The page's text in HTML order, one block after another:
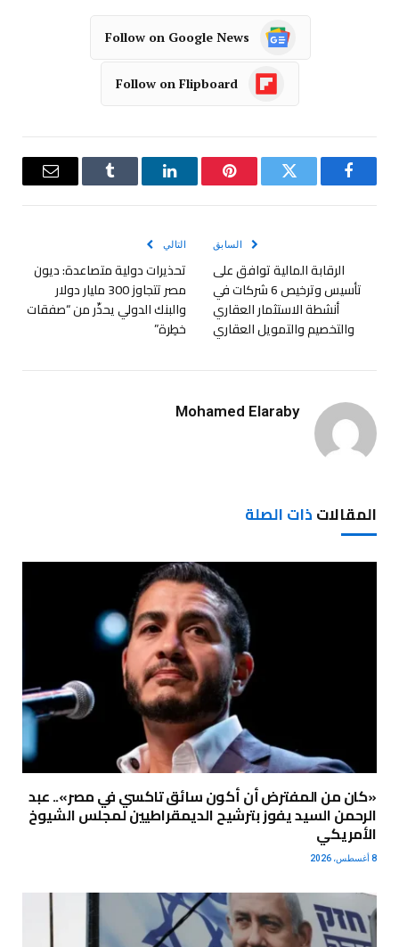
Follow on Google News
Follow on Flipboard
فيسبوك تويتر بينتيريستلينكدإن Tumblr
البريد
السابق
الرقابة المالية توافق على
تأسيس وترخيص 6 شركات في
أنشطة الاستثمار العقاري
والتخصيم والتمويل العقاري
التالي
تحذيرات دولية متصاعدة: ديون
مصر تتجاوز 300 مليار دولار
والبنك الدولي يحذّر من “صفقات
خطِرة”
Mohamed Elaraby
المقالاتذات الصلة
«كان من المفترض أن أكون سائق تاكسي في مصر».. عبد
الرحمن السيد يفوز بترشيح الديمقراطيين لمجلس الشيوخ
الأمريكي
8 أغسطس، 2026